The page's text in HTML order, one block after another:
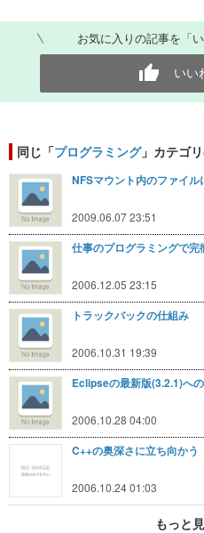
お気に入りの記事を「
いい
同じ「プログラミング」カテゴ
NFSマウント内のファイ
2009.06.07 23:51
仕事のプログラミングで完
2006.12.05 23:15
トラックバックの仕組み
2006.10.31 19:39
Eclipseの最新版(3.2.1)へ
2006.10.28 04:00
C++の奥深さに立ち向かう
2006.10.24 01:03
もっと